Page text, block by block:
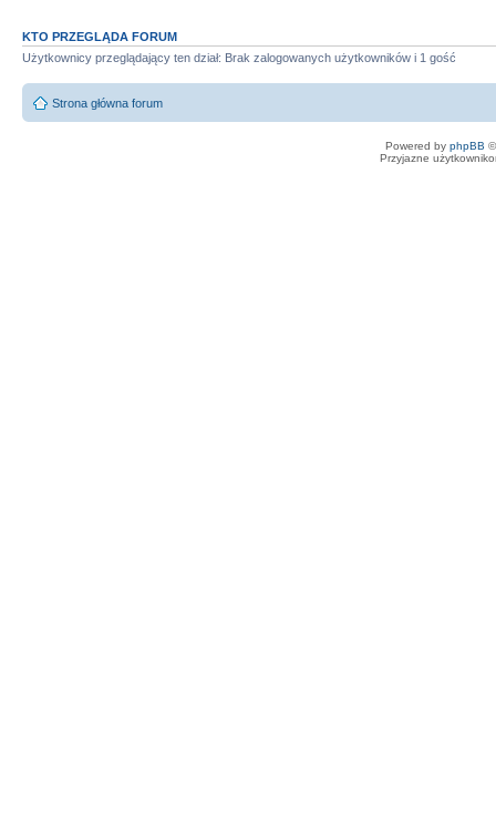
KTO PRZEGLĄDA FORUM
Użytkownicy przeglądający ten dział: Brak zalogowanych użytkowników i 1 gość
Strona główna forum
Powered by phpBB
Przyjazne